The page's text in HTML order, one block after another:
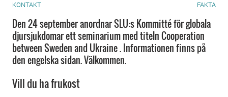
KONTAKT FAKTA
Den 24 september anordnar SLU:s Kommitté för globala
djursjukdomar ett seminarium med titeln Cooperation
between Sweden and Ukraine . Informationen finns på
den engelska sidan. Välkommen.
Vill du ha frukost